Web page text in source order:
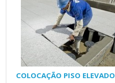
COLOCAÇÃO PISO ELEVADO